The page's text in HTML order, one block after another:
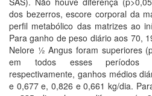
dos bezerros, escore corporal da
perfil metabólico das matrizes ao
Para ganho de peso diário aos 70,
Nelore ½ Angus foram superiores
em todos esses períodos
respectivamente, ganhos médios
e 0,677 e, 0,826 e 0,661 kg/dia.